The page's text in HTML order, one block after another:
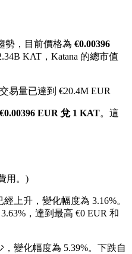
合約
商品衍生性商品
勢，目前價格為 €0.00396
KAT，Katana 的總市值
易量已達到 €20.4M EUR
EUR 兌 1 KAT。這
用。)
上升，變化幅度為 3.16%。
，達到最高 €0 EUR 和
變化幅度為 5.39%。下跌自